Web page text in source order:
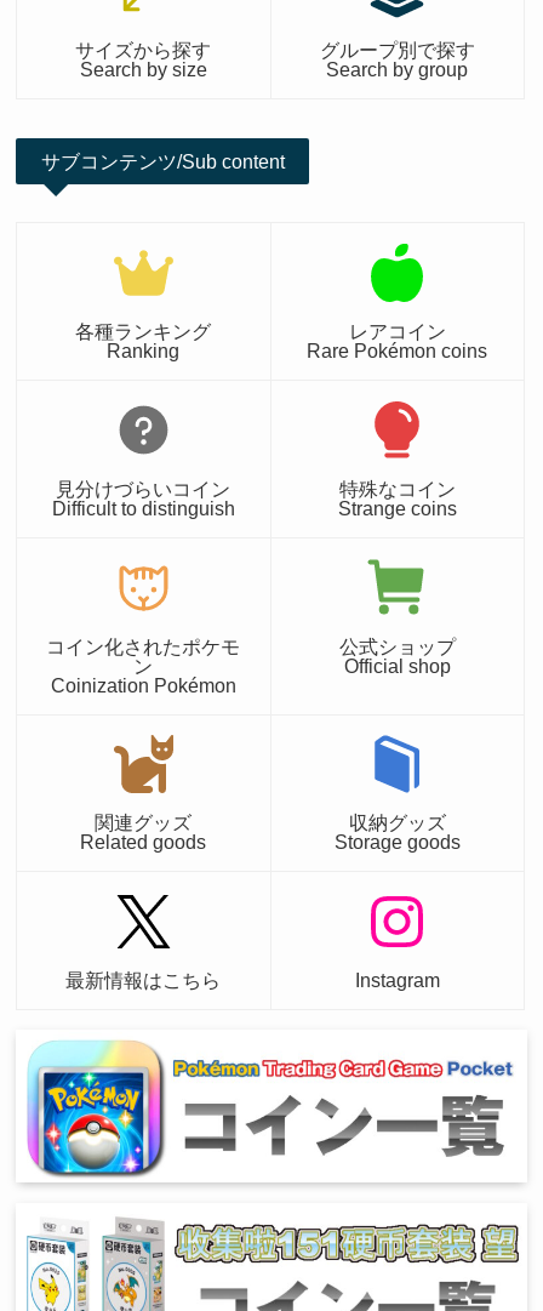
サイズから探す
Search by size
グループ別で探す
Search by group
サブコンテンツ/Sub content
各種ランキング
Ranking
レアコイン
Rare Pokémon coins
見分けづらいコイン
Difficult to distinguish
特殊なコイン
Strange coins
コイン化されたポケモ
ン
Coinization Pokémon
公式ショップ
Official shop
関連グッズ
Related goods
収納グッズ
Storage goods
最新情報はこちら Instagram